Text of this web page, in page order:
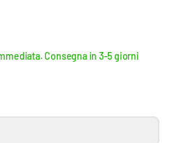
Consegna in 3-5 giorni